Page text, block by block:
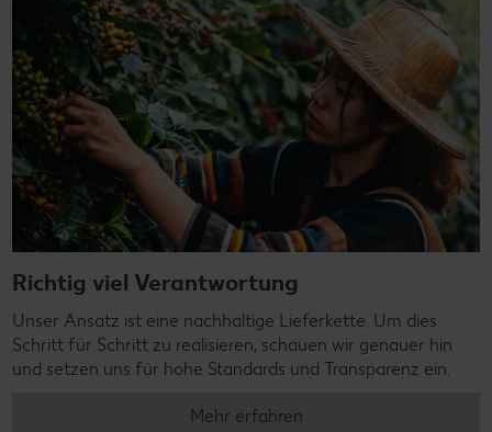
Richtig viel Verantwortung
Unser Ansatz ist eine nachhaltige Lieferkette. Um dies
Schritt für Schritt zu realisieren, schauen wir genauer hin
und setzen uns für hohe Standards und Transparenz ein.
Mehr erfahren